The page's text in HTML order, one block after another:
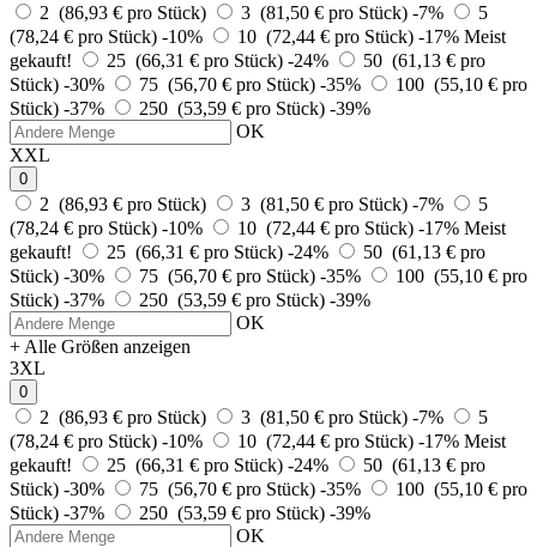
2 (86,93 € pro Stück) 3 (81,50 € pro Stück) -7%
5
(78,24 € pro Stück) -10% 10 (72,44 € pro Stück) -17% Meist
gekauft!
25 (66,31 € pro Stück) -24%
50 (61,13 € pro
Stück) -30% 75 (56,70 € pro Stück) -35%
100 (55,10 € pro
Stück) -37% 250 (53,59 € pro Stück) -39%
OK
XXL
0
2 (86,93 € pro Stück) 3 (81,50 € pro Stück) -7%
5
(78,24 € pro Stück) -10% 10 (72,44 € pro Stück) -17% Meist
gekauft!
25 (66,31 € pro Stück) -24%
50 (61,13 € pro
Stück) -30% 75 (56,70 € pro Stück) -35%
100 (55,10 € pro
Stück) -37% 250 (53,59 € pro Stück) -39%
OK
+ Alle Größen anzeigen
3XL
0
2 (86,93 € pro Stück) 3 (81,50 € pro Stück) -7%
5
(78,24 € pro Stück) -10% 10 (72,44 € pro Stück) -17% Meist
gekauft!
25 (66,31 € pro Stück) -24%
50 (61,13 € pro
Stück) -30% 75 (56,70 € pro Stück) -35%
100 (55,10 € pro
Stück) -37% 250 (53,59 € pro Stück) -39%
OK